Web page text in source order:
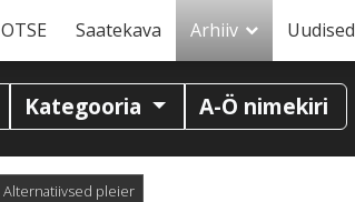
OTSE Saatekava Arhiiv Uudised
Kategooria A-Ö nimekiri
Alternatiivsed pleier